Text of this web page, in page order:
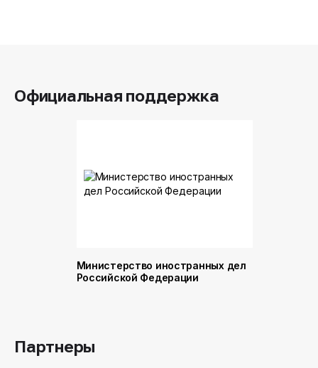
Официальная поддержка
Министерство иностранных дел
Российской Федерации
Партнеры